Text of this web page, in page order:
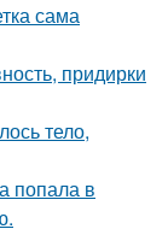
сама
придирки
тело,
попала в